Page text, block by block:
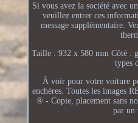
Si vous avez la société avec
veuillez entrer ces
message supplémentaire.
Taille : 932 x 580 mm Côté :
types
À voir pour votre voiture
enchères. Toutes les images
® - Copie, placement sans
par un